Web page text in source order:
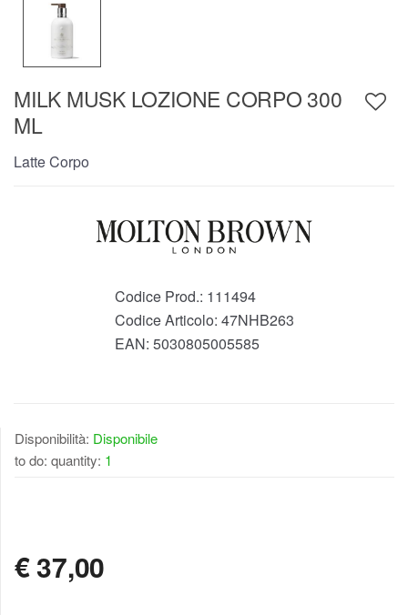
MILK MUSK LOZIONE CORPO 300
ML
Latte Corpo
Codice Prod.: 111494
Codice Articolo: 47NHB263
EAN: 5030805005585
Disponibilità: Disponibile
to do: quantity: 1
€37,00